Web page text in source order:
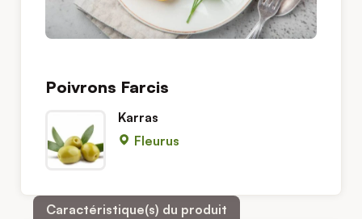
Poivrons Farcis
Karras
Fleurus
Caractéristique(s) du produit